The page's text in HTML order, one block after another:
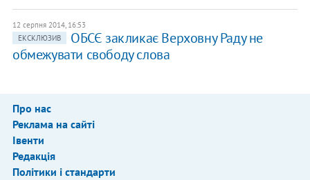
12 серпня 2014, 16:53
ЕКСКЛЮЗИВ
ОБСЄ закликає Верховну Раду не
обмежувати свободу слова
Про нас
Реклама на сайті
Івенти
Редакція
Політики і стандарти